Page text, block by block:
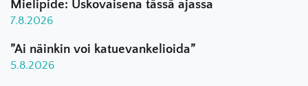
Mielipide: Uskovaisena tässä ajassa
7.8.2026
”Ai näinkin voi katuevankelioida”
5.8.2026